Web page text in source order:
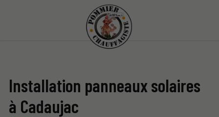
Installation panneaux solaires
à Cadaujac